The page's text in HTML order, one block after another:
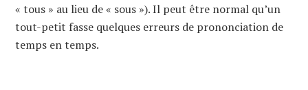
« tous » au lieu de « sous »). Il peut être normal qu’un
tout-petit fasse quelques erreurs de prononciation de
temps en temps.